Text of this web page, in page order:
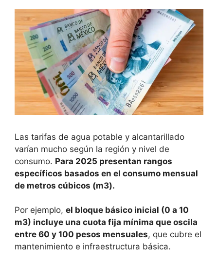
Las tarifas de agua potable y alcantarillado
varían mucho según la región y nivel de
consumo. Para 2025 presentan rangos
específicos basados en el consumo mensual
de metros cúbicos (m3).
Por ejemplo, el bloque básico inicial (0 a 10
m3) incluye una cuota fija mínima que oscila
entre 60 y 100 pesos mensuales, que cubre el
mantenimiento e infraestructura básica.